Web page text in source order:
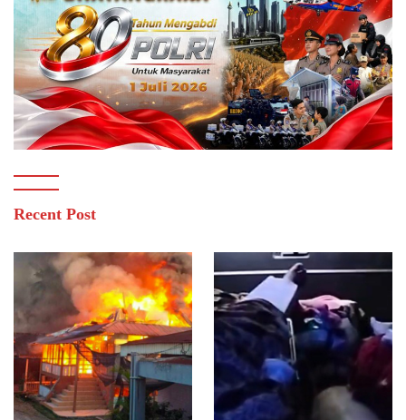
Recent Post